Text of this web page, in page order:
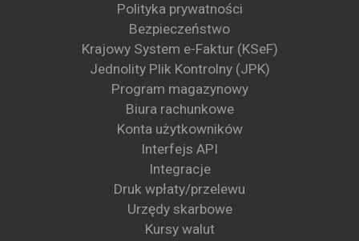
Polityka prywatności
Bezpieczeństwo
Krajowy System e-Faktur (KSeF)
Jednolity Plik Kontrolny (JPK)
Program magazynowy
Biura rachunkowe
Konta użytkowników
Interfejs API
Integracje
Druk wpłaty/przelewu
Urzędy skarbowe
Kursy walut